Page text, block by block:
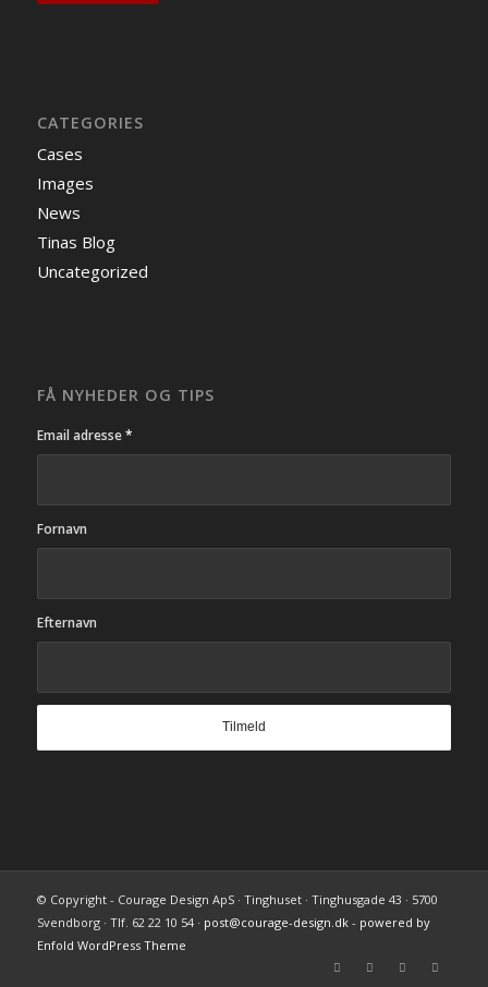
CATEGORIES
Cases
Images
News
Tinas Blog
Uncategorized
FÅ NYHEDER OG TIPS
Email adresse*
Fornavn
Efternavn
© Copyright - Courage Design ApS · Tinghuset · Tinghusgade 43 · 5700
Svendborg · Tlf. 62 22 10 54 · post@courage-design.dk- powered by
Enfold WordPress Theme